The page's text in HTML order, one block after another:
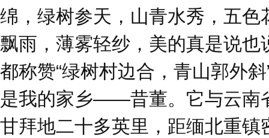
绵，绿树参天，山青水秀，五色
飘雨，薄雾轻纱，美的真是说
都称赞“绿树村边合，青山郭外
是我的家乡——昔董。它与云南
甘拜地二十多英里，距缅北重镇